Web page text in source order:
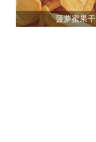
菠萝蜜果干